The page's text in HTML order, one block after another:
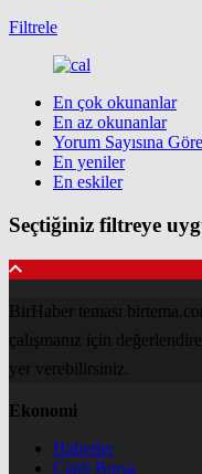
Filtrele
En çok okunanlar
En az okunanlar
Yorum Sayısına Göre
En yeniler
En eskiler
Seçtiğiniz filtreye
BirHaber teması
çalışmanız için
yer verebilirsiniz.
Ekonomi
Haberler
Canlı Borsa